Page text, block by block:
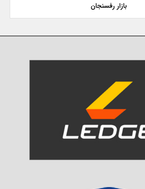
بازار رفسنجان